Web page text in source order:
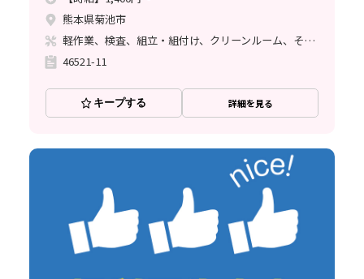
熊本県菊池市
軽作業、検査、組立・組付け、クリーンルーム、その他
46521-11
キープする 詳細を見る